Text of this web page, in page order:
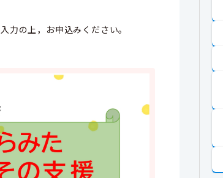
力の上，お申込みください。